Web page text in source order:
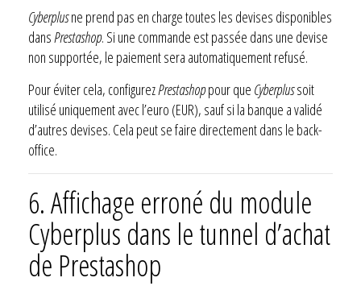
Cyberplusne prend pas en charge toutes les devises disponibles
dansPrestashop. Si une commande est passée dans une devise
non supportée, le paiement sera automatiquement refusé.
Pour éviter cela, configurezPrestashoppour que Cyberplussoit
utilisé uniquement avec l’euro (EUR), sauf si la banque a validé
d’autres devises. Cela peut se faire directement dans le back-
office.
6. Affichage erroné du module
Cyberplus dans le tunnel d’achat
de Prestashop